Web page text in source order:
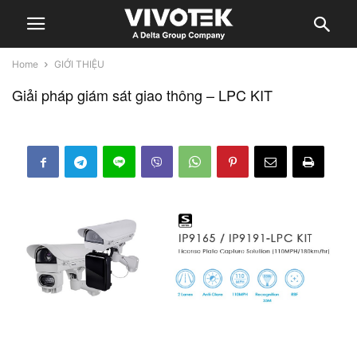
Home GIỚI THIỆU
Giải pháp giám sát giao thông – LPC KIT